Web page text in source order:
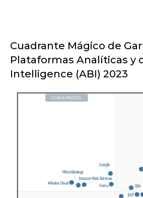
Cuadrante Mágico de
Plataformas Analíticas y
Intelligence (ABI) 2023